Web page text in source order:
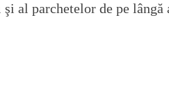
al parchetelor de pe lângă